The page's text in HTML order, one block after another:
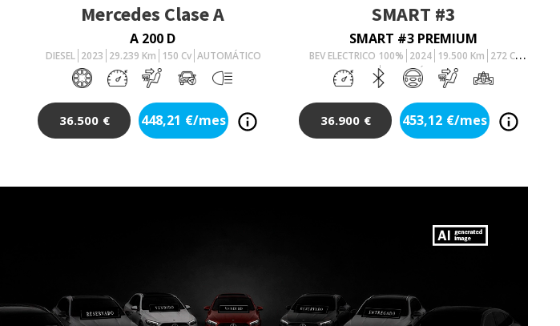
Mercedes Clase A
A 200 D
DIESEL 2023 29.239 Km 150 Cv AUTOMÁTICO
36.500 € 448,21 €/mes
SMART #3
SMART #3 PREMIUM
BEV ELECTRICO 100% 2024 19.500 Km 272 Cv
AUTOMÁTICO
36.900 € 453,12 €/mes